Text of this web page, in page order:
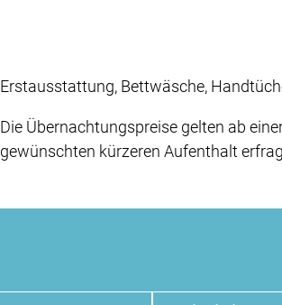
Erstausstattung, Bettwäsche,
Die Übernachtungspreise gelten ab
gewünschten kürzeren Aufenthalt